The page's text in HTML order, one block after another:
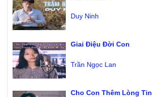
Duy Ninh
Giai Điệu Đời Con
Trần Ngọc Lan
Cho Con Thêm Lòng Tin